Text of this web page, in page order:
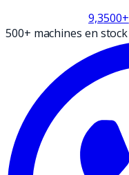
9,3500+
500+ machines en stock